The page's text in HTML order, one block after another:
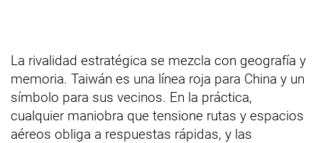
La rivalidad estratégica se mezcla con geografía y
memoria. Taiwán es una línea roja para China y un
símbolo para sus vecinos. En la práctica,
cualquier maniobra que tensione rutas y espacios
aéreos obliga a respuestas rápidas, y las